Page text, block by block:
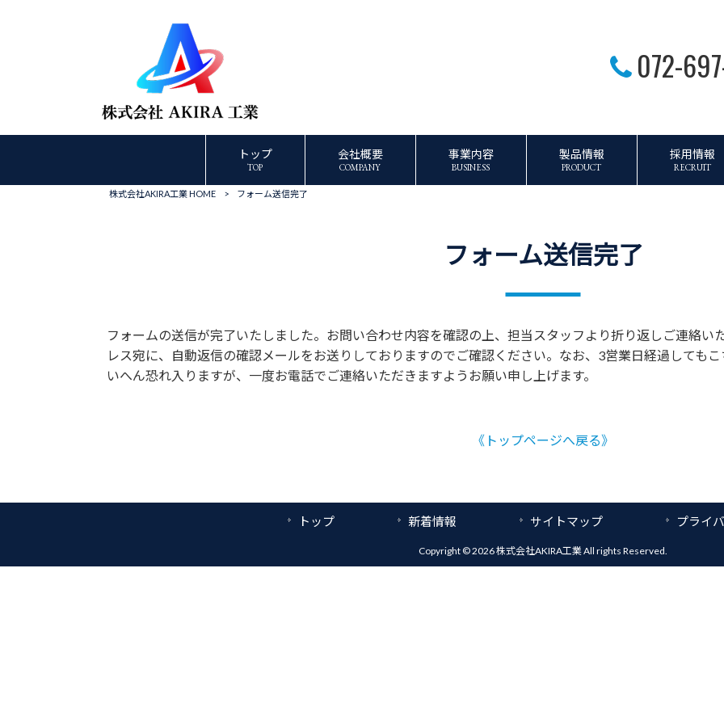
072-
トップ
TOP
会社概要
COMPANY
事業内容
BUSINESS
製品情報
PRODUCT
採用情報
RECRUIT
株式会社AKIRA工業 HOME > フォーム送信完了
フォーム送信完了
フォームの送信が完了いたしました。お問い合わせ内容を確認の上、担当スタッフより折り返しご連絡い
レス宛に、自動返信の確認メールをお送りしておりますのでご確認ください。なお、3営業日経過しても
いへん恐れ入りますが、一度お電話でご連絡いただきますようお願い申し上げます。
《トップページへ戻る》
トップ 新着情報 サイトマップ プライ
Copyright © 2026 株式会社AKIRA工業 All rights Reserved.